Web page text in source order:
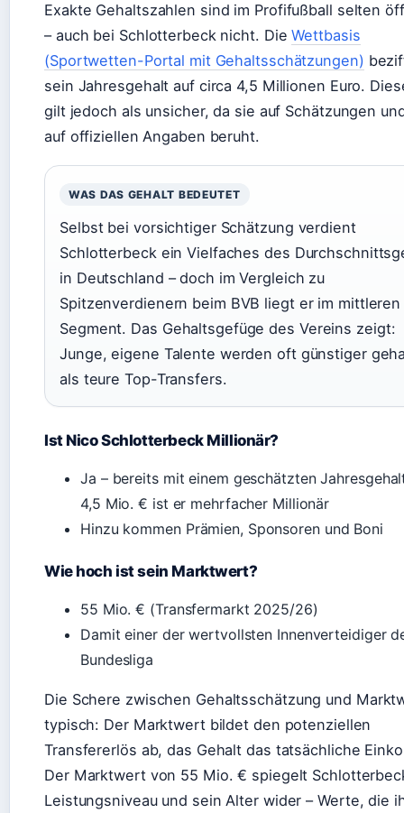
Exakte Gehaltszahlen sind im Profifußball selten
– auch bei Schlotterbeck nicht. DieWettbasis
(Sportwetten-Portal mit Gehaltsschätzungen)
sein Jahresgehalt auf circa 4,5 Millionen Euro.
gilt jedoch als unsicher, da sie auf Schätzungen
auf offiziellen Angaben beruht.
WAS DAS GEHALT BEDEUTET
Selbst bei vorsichtiger Schätzung verdient
Schlotterbeck ein Vielfaches des
in Deutschland – doch im Vergleich zu
Spitzenverdienern beim BVB liegt er im mittleren
Segment. Das Gehaltsgefüge des Vereins zeigt:
Junge, eigene Talente werden oft günstiger
als teure Top-Transfers.
Ist Nico Schlotterbeck Millionär?
Ja – bereits mit einem geschätzten
4,5 Mio. € ist er mehrfacher Millionär
Hinzu kommen Prämien, Sponsoren und Boni
Wie hoch ist sein Marktwert?
55 Mio. € (Transfermarkt 2025/26)
Damit einer der wertvollsten Innenverteidiger
Bundesliga
Die Schere zwischen Gehaltsschätzung und
typisch: Der Marktwert bildet den potenziellen
Transfererlös ab, das Gehalt das tatsächliche
Der Marktwert von 55 Mio. € spiegelt
Leistungsniveau und sein Alter wider – Werte, die